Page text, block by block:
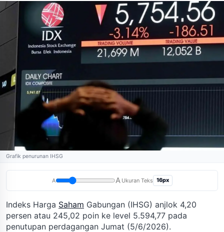
Grafik penurunan IHSG
A A Ukuran Teks 16px
Indeks Harga Saham Gabungan (IHSG) anjlok 4,20
persen atau 245,02 poin ke level 5.594,77 pada
penutupan perdagangan Jumat (5/6/2026).